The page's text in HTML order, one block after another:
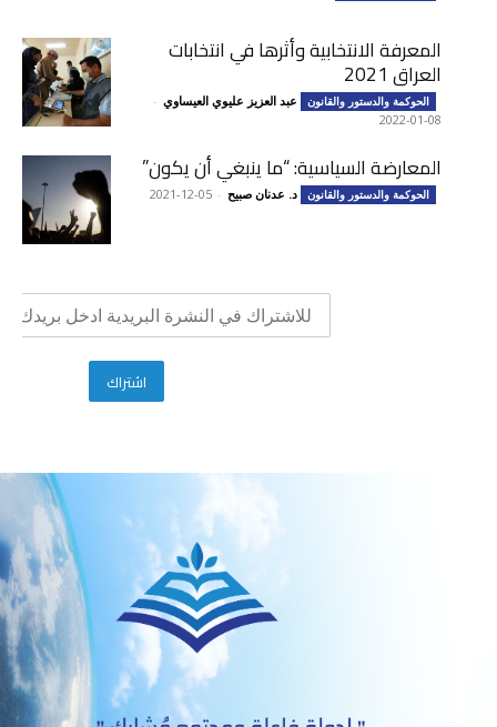
المعرفة الانتخابية وأثرها في انتخابات
العراق 2021
الحوكمة والدستور والقانون عبد العزيز عليوي العيساوي -
2022-01-08
المعارضة السياسية: “ما ينبغي أن يكون”
الحوكمة والدستور والقانون د. عدنان صبيح -
2021-12-05